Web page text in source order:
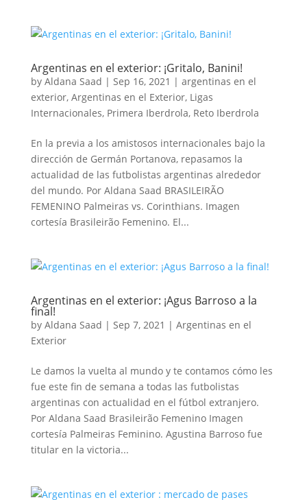
Argentinas en el exterior: ¡Gritalo, Banini!
by Aldana Saad | Sep 16, 2021 | argentinas en el
exterior, Argentinas en el Exterior, Ligas
Internacionales, Primera Iberdrola, Reto Iberdrola
En la previa a los amistosos internacionales bajo la
dirección de Germán Portanova, repasamos la
actualidad de las futbolistas argentinas alrededor
del mundo. Por Aldana Saad BRASILEIRÃO
FEMENINO Palmeiras vs. Corinthians. Imagen
cortesía Brasileirão Femenino. El...
Argentinas en el exterior: ¡Agus Barroso a la
final!
by Aldana Saad | Sep 7, 2021 | Argentinas en el
Exterior
Le damos la vuelta al mundo y te contamos cómo les
fue este fin de semana a todas las futbolistas
argentinas con actualidad en el fútbol extranjero.
Por Aldana Saad Brasileirão Femenino Imagen
cortesía Palmeiras Feminino. Agustina Barroso fue
titular en la victoria...